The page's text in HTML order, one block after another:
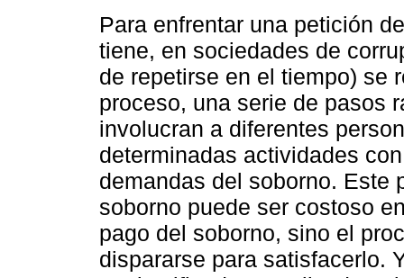
Para enfrentar una petición
tiene, en sociedades de
de repetirse en el tiempo) se
proceso, una serie de pasos
involucran a diferentes
determinadas actividades
demandas del soborno. Este
soborno puede ser costoso
pago del soborno, sino el
dispararse para satisfacerlo.